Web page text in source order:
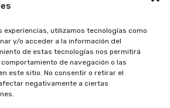
experiencias, utilizamos tecnologías como
y/o acceder a la información del
de estas tecnologías nos permitirá
de navegación o las
este sitio. No consentir o retirar el
negativamente a ciertas
cantón Caluma, a través de
Obras Públicas y la Unidad
Potable , realizará la
del catastro de usuarios,…